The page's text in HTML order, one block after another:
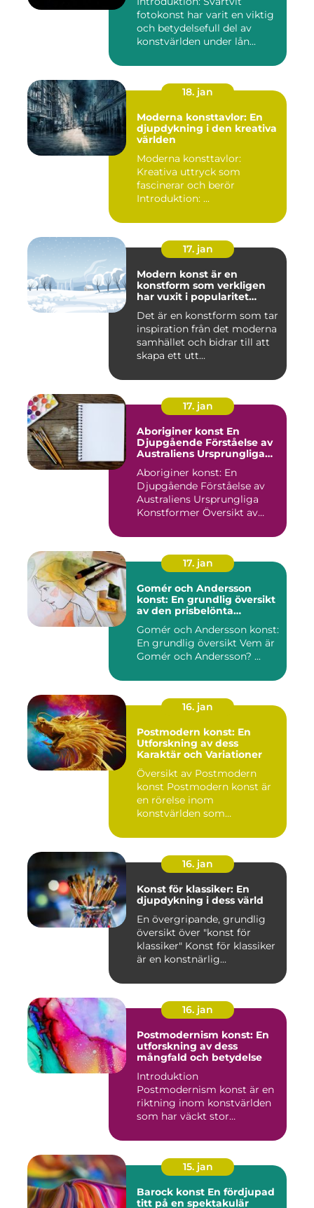
fotokonst har varit en viktig
och betydelsefull del av
konstvärlden under lån...
18. jan
Moderna konsttavlor: En
djupdykning i den kreativa
världen
Moderna konsttavlor:
Kreativa uttryck som
fascinerar och berör
Introduktion: ...
17. jan
Modern konst är en
konstform som verkligen
har vuxit i popularitet
decennierna
Det är en konstform som tar
inspiration från det moderna
samhället och bidrar till att
skapa ett utt...
17. jan
Aboriginer konst En
Djupgående Förståelse av
Australiens Ursprungliga
Aboriginer konst: En
Djupgående Förståelse av
Australiens Ursprungliga
Konstformer Översikt av
17. jan
Gomér och Andersson
konst: En grundlig översikt
av den prisbelönta
Gomér och Andersson konst:
En grundlig översikt Vem är
Gomér och Andersson? ...
16. jan
Postmodern konst: En
Utforskning av dess
Karaktär och Variationer
Översikt av Postmodern
konst Postmodern konst är
en rörelse inom
konstvärlden som
16. jan
Konst för klassiker: En
djupdykning i dess värld
En övergripande, grundlig
översikt över "konst för
klassiker" Konst för klassiker
är en konstnärlig...
16. jan
Postmodernism konst: En
utforskning av dess
mångfald och betydelse
Introduktion
Postmodernism konst är en
riktning inom konstvärlden
som har väckt stor
15. jan
Barock konst En fördjupad
titt på en spektakulär